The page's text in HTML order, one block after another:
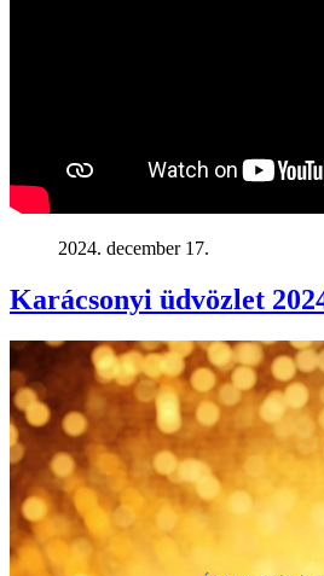
2024. december 17.
Karácsonyi üdvözlet